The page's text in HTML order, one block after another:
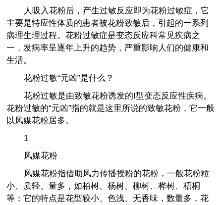
人吸入花粉后，产生过敏反应即为花粉过敏症，它
主要是特应性体质的患者被花粉致敏后，引起的一系列
病理生理过程。花粉过敏症是变态反应科常见疾病之
一，发病率呈逐年上升的趋势，严重影响人们的健康和
生活。
花粉过敏“元凶”是什么？
花粉过敏是由致敏花粉诱发的Ⅰ型变态反应性疾病。
花粉过敏的“元凶”指的就是这里所说的致敏花粉，它一般
以风媒花粉居多。
1
风媒花粉
风媒花粉指借助风力传播授粉的花粉，一般花粉粒
小、质轻、量多，如柏树、杨树、柳树、桦树、梧桐
等；它的特点是花型较小、色浅、无香味，数量多，花